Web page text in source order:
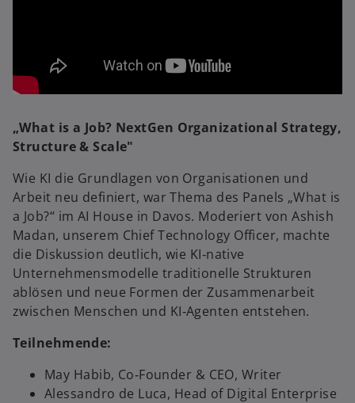
„What is a Job? NextGen Organizational Strategy,
Structure & Scale"
Wie KI die Grundlagen von Organisationen und
Arbeit neu definiert, war Thema des Panels „What is
a Job?“ im AI House in Davos. Moderiert von Ashish
Madan, unserem Chief Technology Officer, machte
die Diskussion deutlich, wie KI‑native
Unternehmensmodelle traditionelle Strukturen
ablösen und neue Formen der Zusammenarbeit
zwischen Menschen und KI‑Agenten entstehen.
Teilnehmende:
May Habib, Co‑Founder & CEO, Writer
Alessandro de Luca, Head of Digital Enterprise